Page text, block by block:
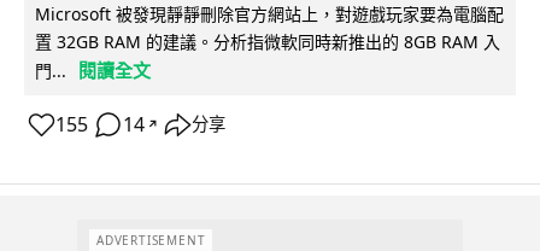
Microsoft 被發現靜靜刪除官方網站上，對遊戲玩家要為電腦配
置 32GB RAM 的建議。分析指微軟同時新推出的 8GB RAM 入
門...
閱讀全文
155 14 ↗ 分享
ADVERTISEMENT